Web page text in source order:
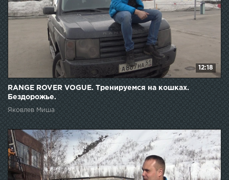
12:18
RANGE ROVER VOGUE. Тренируемся на кошках.
Бездорожье.
Яковлев Миша